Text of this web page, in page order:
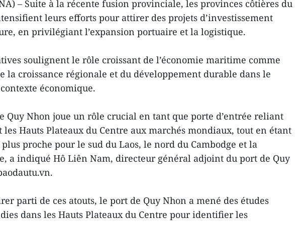
– Suite à la récente fusion provinciale, les provinces côtières du
leurs efforts pour attirer des projets d’investissement
en privilégiant l’expansion portuaire et la logistique.
soulignent le rôle croissant de l’économie maritime comme
la croissance régionale et du développement durable dans le
économique.
Quy Nhon joue un rôle crucial en tant que porte d’entrée reliant
les Hauts Plateaux du Centre aux marchés mondiaux, tout en étant
proche pour le sud du Laos, le nord du Cambodge et la
a indiqué Hô Liên Nam, directeur général adjoint du port de Quy
parti de ces atouts, le port de Quy Nhon a mené des études
dans les Hauts Plateaux du Centre pour identifier les